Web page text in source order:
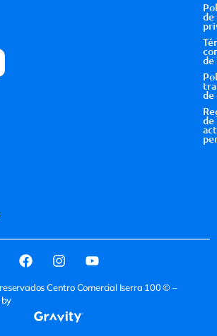
de
de
de
de
Centro Comercial Iserra 100 © –